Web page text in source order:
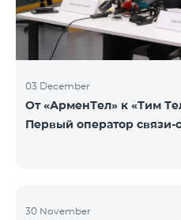
03 December
От «АрменТел» к «Тим
Первый оператор связи-
30 November